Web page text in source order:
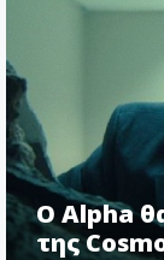
Ο Alpha
της